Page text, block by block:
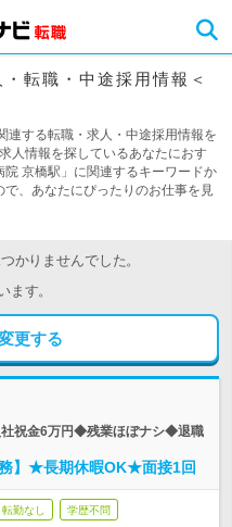
転職・中途採用情報＜
連する転職・求人・中途採用情報を
人情報を探しているあなたにおす
京橋駅」に関連するキーワードか
、あなたにぴったりのお仕事を見
かりませんでした。
ます。
更する
祝金6万円◆残業ほぼナシ◆退職
務】★長期休暇OK★面接1回
転勤なし 学歴不問